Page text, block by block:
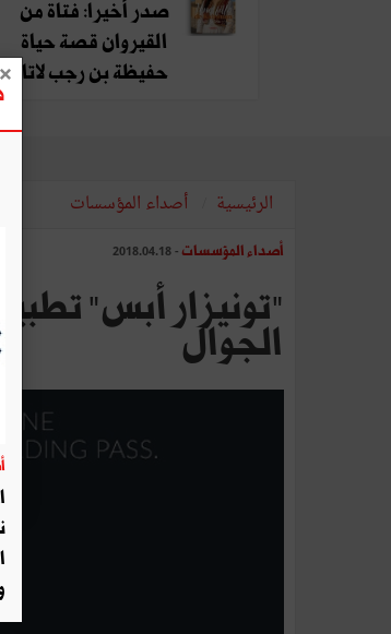
صدر أخيرا: فتاة من
القيروان قصة حياة
حفيظة بن رجب لاتا
الرئيسية أصداء المؤسسات
أصداء المؤسسات - 2018.04.18
"تونيزار أبس"
الجوال